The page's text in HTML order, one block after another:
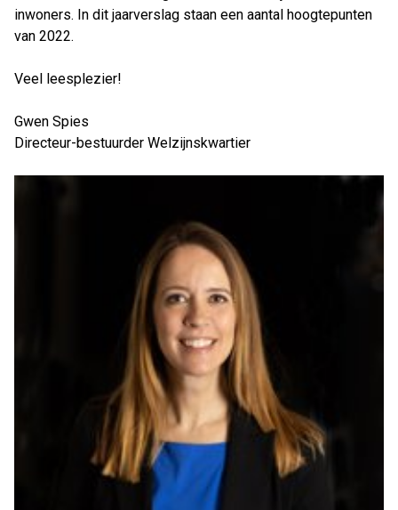
inwoners. In dit jaarverslag staan een aantal hoogtepunten
van 2022.
Veel leesplezier!
Gwen Spies
Directeur-bestuurder Welzijnskwartier